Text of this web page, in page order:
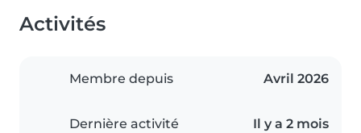
Activités
Membre depuis Avril 2026
Dernière activité Il y a 2 mois